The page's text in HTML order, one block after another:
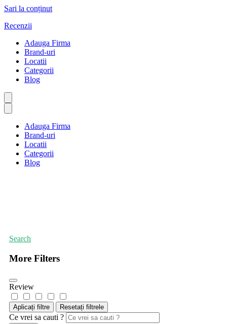
Sari la conținut
Recenzii
Adauga Firma
Brand-uri
Locatii
Categorii
Blog
Adauga Firma
Brand-uri
Locatii
Categorii
Blog
Search
More Filters
Review
Aplicați filtre Resetați filtrele
Ce vrei sa cauti ?